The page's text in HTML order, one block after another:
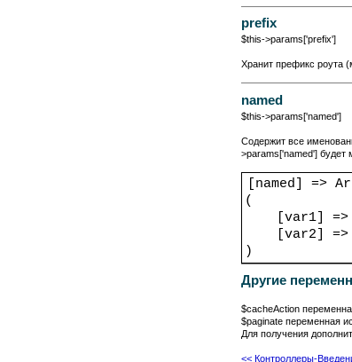
prefix
$this->params['prefix']
Хранит префикс роута
named
$this->params['named']
Содержит все
>params['named']
[named] =>
(
[var1] =>
[var2] =>
)
Другие
$cacheAction
$paginate переменная
Для получения
<< Контроллеры-